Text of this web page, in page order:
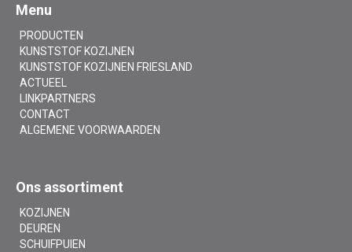
Menu
PRODUCTEN
KUNSTSTOF KOZIJNEN
KUNSTSTOF KOZIJNEN FRIESLAND
ACTUEEL
LINKPARTNERS
CONTACT
ALGEMENE VOORWAARDEN
Ons assortiment
KOZIJNEN
DEUREN
SCHUIFPUIEN